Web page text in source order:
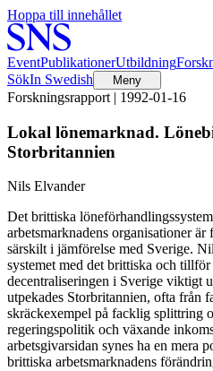
Hoppa till innehållet
EventPublikationerUtbildning
SökIn Swedish Meny
Forskningsrapport | 1992-01-16
Lokal lönemarknad.
Storbritannien
Nils Elvander
Det brittiska
arbetsmarknadens organisationer är
särskilt i jämförelse med Sverige.
systemet med det brittiska och
decentraliseringen i Sverige viktigt
utpekades Storbritannien, ofta från
skräckexempel på facklig splittring
regeringspolitik och växande
arbetsgivarsidan synes ha en mera
brittiska arbetsmarknadens